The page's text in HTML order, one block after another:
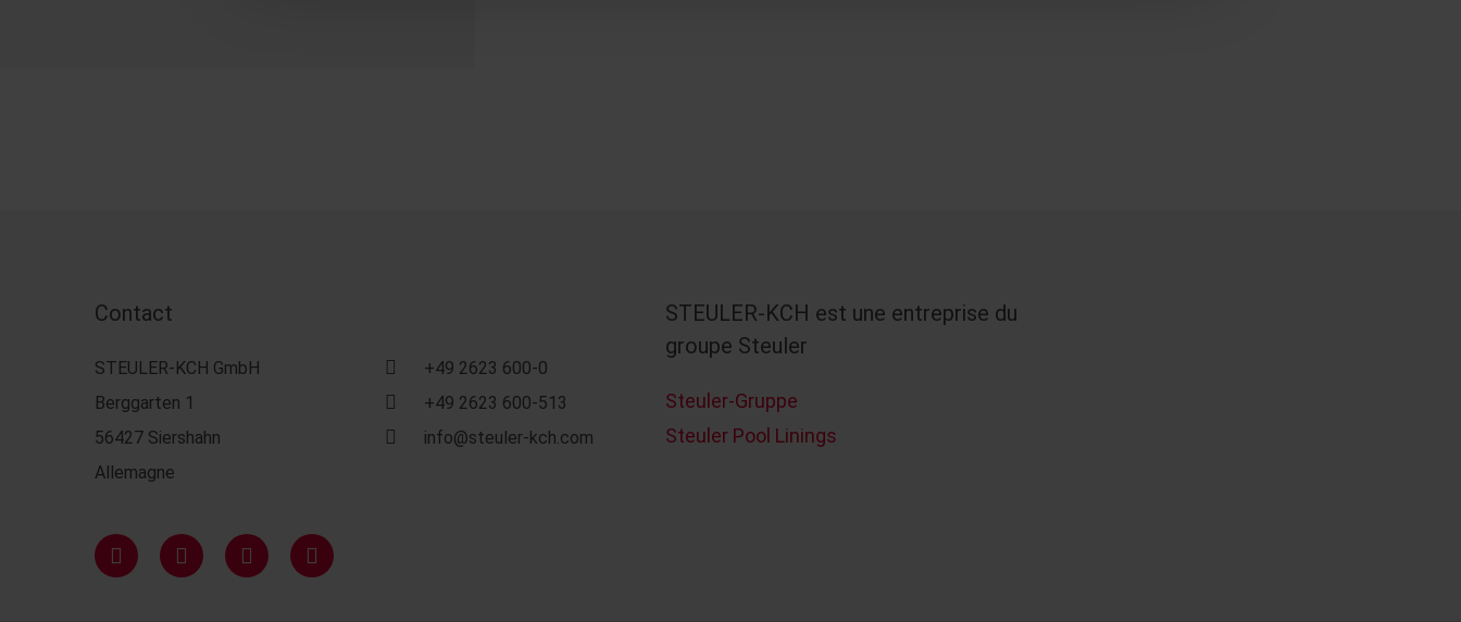
Contact
STEULER-KCH GmbH
Berggarten 1
56427 Siershahn
Allemagne
+49 2623 600-0
+49 2623 600-513
info@steuler-kch.com
STEULER-KCH est une entreprise du
groupe Steuler
Steuler-Gruppe
Steuler Pool Linings